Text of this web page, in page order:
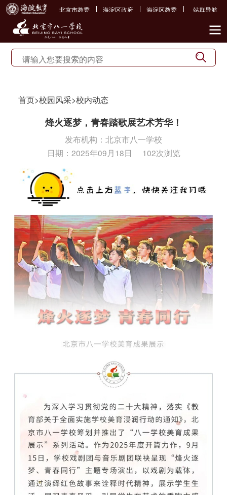
北京市教委 海淀区政府 海淀区教委 站群导航
首页>校园风采>校内动态
烽火逐梦，青春踏歌展艺术芳华！
发布机构： 北京市八一学校
日期： 2025年09月18日 102次浏览